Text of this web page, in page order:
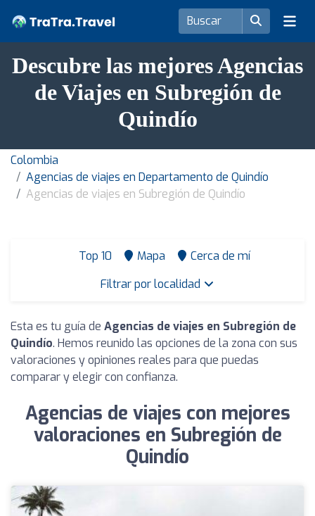
Descubre las mejores Agencias
de Viajes en Subregión de
Quindío
Colombia
Agencias de viajes en Departamento de Quindío
Agencias de viajes en Subregión de Quindío
Top 10 Mapa
Cerca de mí
Filtrar por localidad
Esta es tu guía de Agencias de viajes en Subregión de
Quindío. Hemos reunido las opciones de la zona con sus
valoraciones y opiniones reales para que puedas
comparar y elegir con confianza.
Agencias de viajes con mejores
valoraciones en Subregión de
Quindío